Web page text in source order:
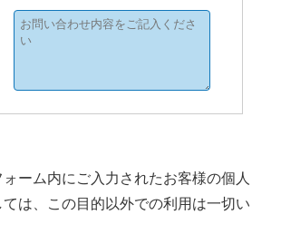
ーム内にご入力されたお客様の個人
は、この目的以外での利用は一切い